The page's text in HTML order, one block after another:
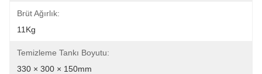
Brüt Ağırlık:
11Kg
Temizleme Tankı Boyutu:
330 × 300 × 150mm